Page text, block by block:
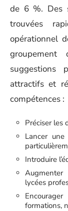
de 6 %. Des
trouvées
opérationnel
suggestions
attractifs et
compétences :
Préciser les
Lancer
Introduire
lycées
formations,